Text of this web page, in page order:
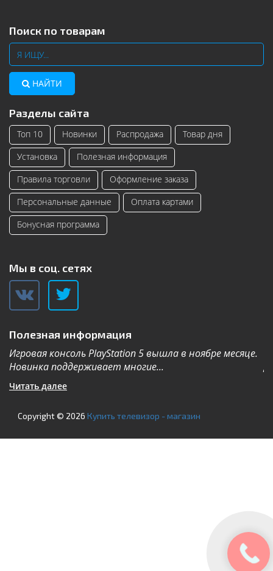
Поиск по товарам
НАЙТИ
Разделы сайта
Топ 10 Новинки Распродажа
Товар дня
Установка
Полезная информация
Правила торговли
Оформление заказа
Персональные данные
Оплата картами
Бонусная программа
Мы в соц. сетях
Полезная информация
Игровая консоль PlayStation 5 вышла в ноябре месяце.
Новинка поддерживает многие...
Читать далее
Copyright © 2026 Купить телевизор - магазин